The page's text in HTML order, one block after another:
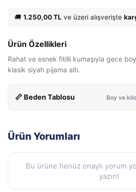
🚚 1.250,00 TL ve üzeri alışverişte
Ürün Özellikleri
Rahat ve esnek fitilli kumaşıyla gece
klasik siyah pijama altı.
📏 Beden Tablosu Boy ve
Ürün Yorumları
Bu ürüne henüz onaylı yorum
yazın!